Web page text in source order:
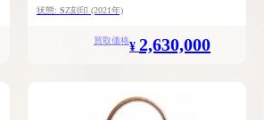
状態: SZ刻印 (2021年)
買取価格¥ 2,630,000